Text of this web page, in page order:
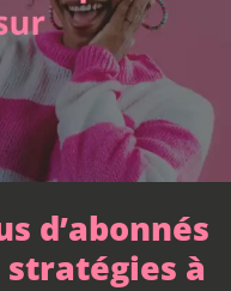
d’abonnés
stratégies à